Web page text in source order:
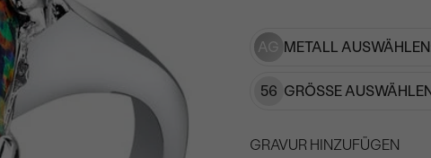
AG METALL
56 GRÖSSE
GRAVUR HINZUFÜGEN